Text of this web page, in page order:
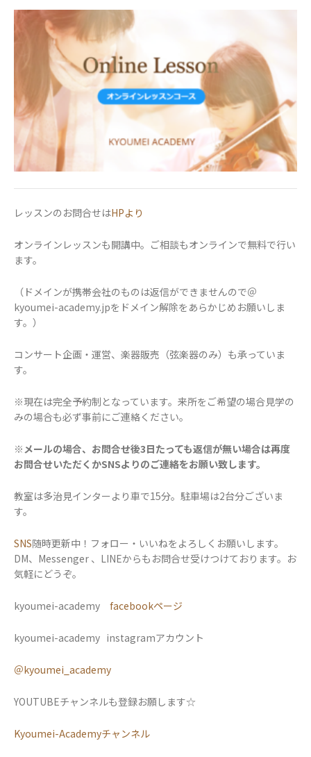
レッスンのお問合せはHPより
オンラインレッスンも開講中。ご相談もオンラインで無料で行い
ます。
（ドメインが携帯会社のものは返信ができませんので＠
kyoumei-academy.jpをドメイン解除をあらかじめお願いしま
す。）
コンサート企画・運営、楽器販売（弦楽器のみ）も承っていま
す。
※現在は完全予約制となっています。来所をご希望の場合見学の
みの場合も必ず事前にご連絡ください。
※メールの場合、お問合せ後3日たっても返信が無い場合は再度
お問合せいただくかSNSよりのご連絡をお願い致します。
教室は多治見インターより車で15分。駐車場は2台分ございま
す。
SNS随時更新中！フォロー・いいねをよろしくお願いします。
DM、Messenger 、LINEからもお問合せ受けつけております。お
気軽にどうぞ。
kyoumei-academy facebookページ
kyoumei-academy instagramアカウント
＠kyoumei_academy
YOUTUBEチャンネルも登録お願します☆
Kyoumei-Academyチャンネル